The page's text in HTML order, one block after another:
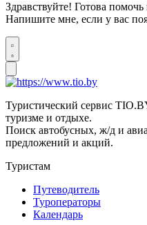
Здравствуйте! Готова помочь
Напишите мне, если у вас
Туристический сервис
туризме и отдыхе.
Поиск автобусных, ж/д и
предложений и акций.
Туристам
Путеводитель
Туроператоры
Календарь